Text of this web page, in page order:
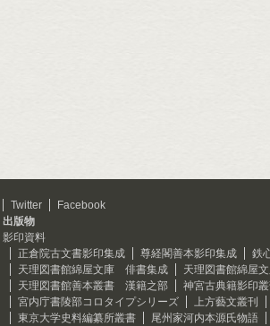
Twitter Facebook
出版物
影印資料
正倉院古文書影印集成
尊経閣善本影印集成
鉄
天理図書館綿屋文庫 俳書集成
天理図書館綿屋
天理図書館善本叢書 漢籍之部
神宮古典籍影印叢
宮内庁書陵部コロタイプシリーズ
上方藝文叢刊
東京大学史料編纂所叢書
尾州家河内本源氏物語